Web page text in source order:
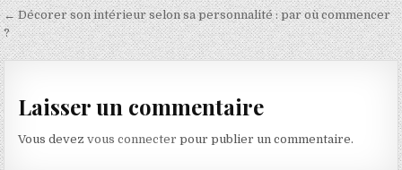
Navigation de l’article
← Décorer son intérieur selon sa personnalité : par où commencer
?
Laisser un commentaire
Vous devezvous connecter pour publier un commentaire.